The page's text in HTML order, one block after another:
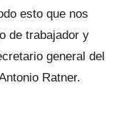
esto que nos
de trabajador y
general del
Ratner.